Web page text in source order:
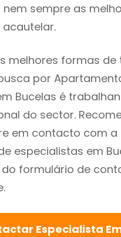
nem sempre as
melhores formas de
por
Bucelas é
do sector.
em contacto com a
especialistas em
formulário de
Especialista